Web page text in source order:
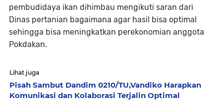
pembudidaya ikan dihimbau mengikuti saran dari
Dinas pertanian bagaimana agar hasil bisa optimal
sehingga bisa meningkatkan perekonomian anggota
Pokdakan.
Lihat juga
Pisah Sambut Dandim 0210/TU,Vandiko Harapkan
Komunikasi dan Kolaborasi Terjalin Optimal